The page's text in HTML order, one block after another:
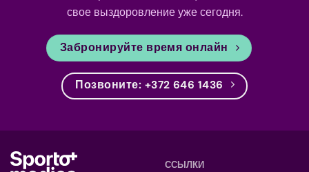
свое выздоровление уже сегодня.
Забронируйте время онлайн
Позвоните: +372 646 1436
ССЫЛКИ